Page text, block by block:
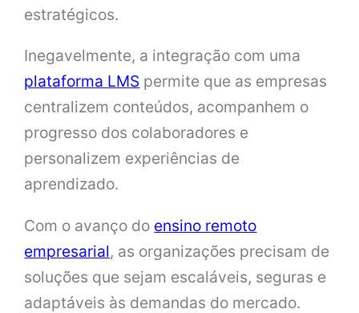
estratégicos.
Inegavelmente, a integração com uma
plataforma LMS permite que as empresas
centralizem conteúdos, acompanhem o
progresso dos colaboradores e
personalizem experiências de
aprendizado.
Com o avanço do ensino remoto
empresarial, as organizações precisam de
soluções que sejam escaláveis, seguras e
adaptáveis às demandas do mercado.